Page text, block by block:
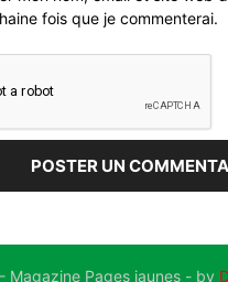
fois que je commenterai.
Magazine Pages jaunes - by